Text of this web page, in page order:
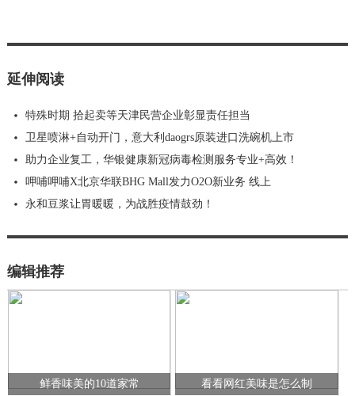
延伸阅读
特殊时期 拾起卖等天津民营企业彰显责任担当
卫星喷淋+自动开门，意大利daogrs原装进口洗碗机上市
助力企业复工，华银健康新冠病毒检测服务专业+高效！
呷哺呷哺X北京华联BHG Mall发力O2O新业务 线上
永和豆浆让胃暖暖，为战胜疫情鼓劲！
编辑推荐
鲜香味美的10道家常 看看网红美味是怎么制